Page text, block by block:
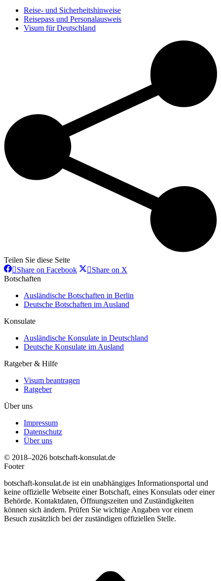
Reise- und Sicherheitshinweise
Reisepass und Personalausweis
Visum für Deutschland
Teilen Sie diese Seite
Share on FacebookShareShare on X
Botschaften
Ausländische Botschaften in Berlin
Deutsche Botschaften im Ausland
Konsulate
Ausländische Konsulate in Deutschland
Deutsche Konsulate im Ausland
Ratgeber & Hilfe
Visum beantragen
Ratgeber
Über uns
Impressum
Datenschutz
Über uns
© 2018–2026 botschaft-konsulat.de
Footer
botschaft-konsulat.de ist ein unabhängiges Informationsportal und
keine offizielle Webseite einer Botschaft, eines Konsulats oder einer
Behörde. Kontaktdaten, Öffnungszeiten und Zuständigkeiten
können sich ändern. Prüfen Sie wichtige Angaben vor einem
Besuch zusätzlich bei der zuständigen offiziellen Stelle.